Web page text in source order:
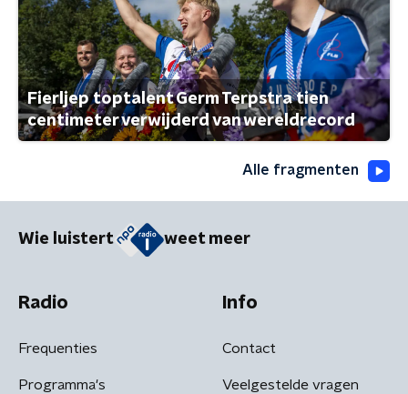
Fierljep toptalent Germ Terpstra tien
centimeter verwijderd van wereldrecord
Alle fragmenten
Wie luistert weet meer
Radio
Frequenties
Programma's
Info
Contact
Veelgestelde vragen